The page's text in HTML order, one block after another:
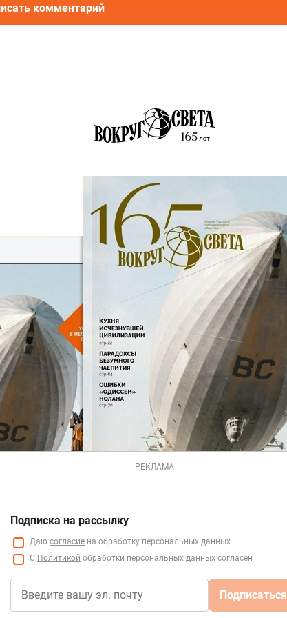
комментарий
РЕКЛАМА
Подписка на рассылку
Даю согласие на обработку персональных данных
С Политикой обработки персональных данных согласен
Подписаться